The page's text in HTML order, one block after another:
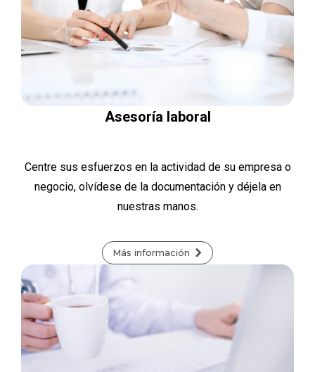
Asesoría laboral
Centre sus esfuerzos en la actividad de su empresa o
negocio, olvídese de la documentación y déjela en
nuestras manos.
Más información